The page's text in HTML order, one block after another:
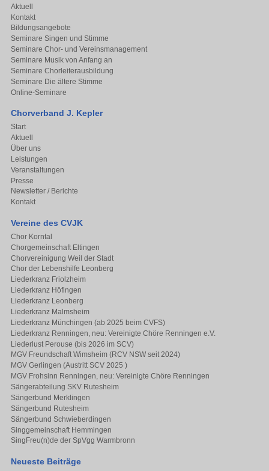
Aktuell
Kontakt
Bildungsangebote
Seminare Singen und Stimme
Seminare Chor- und Vereinsmanagement
Seminare Musik von Anfang an
Seminare Chorleiterausbildung
Seminare Die ältere Stimme
Online-Seminare
Chorverband J. Kepler
Start
Aktuell
Über uns
Leistungen
Veranstaltungen
Presse
Newsletter / Berichte
Kontakt
Vereine des CVJK
Chor Korntal
Chorgemeinschaft Eltingen
Chorvereinigung Weil der Stadt
Chor der Lebenshilfe Leonberg
Liederkranz Friolzheim
Liederkranz Höfingen
Liederkranz Leonberg
Liederkranz Malmsheim
Liederkranz Münchingen (ab 2025 beim CVFS)
Liederkranz Renningen, neu: Vereinigte Chöre Renningen e.V.
Liederlust Perouse (bis 2026 im SCV)
MGV Freundschaft Wimsheim (RCV NSW seit 2024)
MGV Gerlingen (Austritt SCV 2025 )
MGV Frohsinn Renningen, neu: Vereinigte Chöre Renningen
Sängerabteilung SKV Rutesheim
Sängerbund Merklingen
Sängerbund Rutesheim
Sängerbund Schwieberdingen
Singgemeinschaft Hemmingen
SingFreu(n)de der SpVgg Warmbronn
Neueste Beiträge